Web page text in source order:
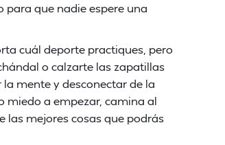
para que nadie espere una
cuál deporte practiques, pero
o calzarte las zapatillas
mente y desconectar de la
miedo a empezar, camina al
las mejores cosas que podrás